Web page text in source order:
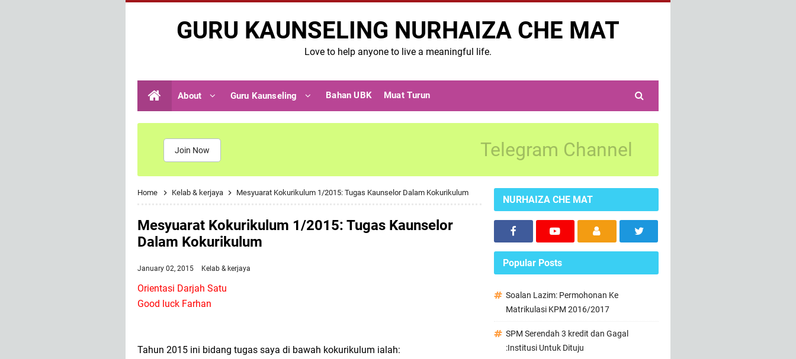
GURU KAUNSELING NURHAIZA CHE MAT
Love to help anyone to live a meaningful life.
About Guru Kaunseling Bahan UBK Muat Turun
Join Now Telegram Channel
Home Kelab & kerjaya Mesyuarat Kokurikulum 1/2015: Tugas Kaunselor Dalam Kokurikulum
Mesyuarat Kokurikulum 1/2015: Tugas Kaunselor
Dalam Kokurikulum
January 02, 2015 Kelab & kerjaya
Orientasi Darjah Satu
Good luck Farhan
Tahun 2015 ini bidang tugas saya di bawah kokurikulum ialah:
NURHAIZA CHE MAT
Popular Posts
Soalan Lazim: Permohonan Ke
Matrikulasi KPM 2016/2017
SPM Serendah 3 kredit dan Gagal
:Institusi Untuk Dituju